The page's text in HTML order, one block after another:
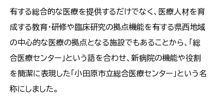
有する総合的な医療を提供するだけでなく、医療人材を育
成する教育・研修や臨床研究の拠点機能を有する県西地域
の中心的な医療の拠点となる施設でもあることから、「総
合医療センター」という語を合わせ、新病院の機能や役割
を簡潔に表現した「小田原市立総合医療センター」という名
称にしました。